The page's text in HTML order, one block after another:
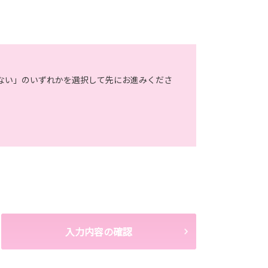
」のいずれかを選択して先にお進みくださ
入力内容の確認